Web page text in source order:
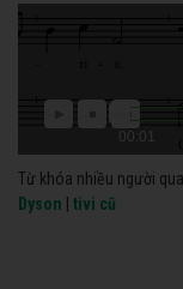
00:01
Từ khóa nhiều người
Dyson
tivi cũ